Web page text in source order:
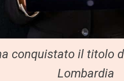
conquistato il titolo
Lombardia